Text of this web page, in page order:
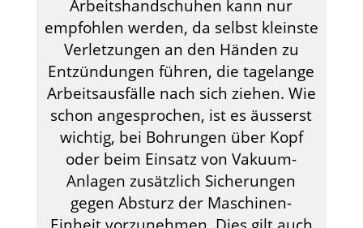
Arbeitshandschuhen kann nur
empfohlen werden, da selbst kleinste
Verletzungen an den Händen zu
Entzündungen führen, die tagelange
Arbeitsausfälle nach sich ziehen. Wie
schon angesprochen, ist es äusserst
wichtig, bei Bohrungen über Kopf
oder beim Einsatz von Vakuum-
Anlagen zusätzlich Sicherungen
gegen Absturz der Maschinen-